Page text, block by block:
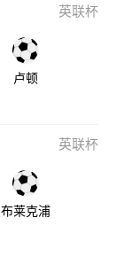
英联杯
卢顿
英联杯
布莱克浦